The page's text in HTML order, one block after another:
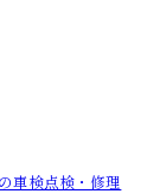
車検点検・修理